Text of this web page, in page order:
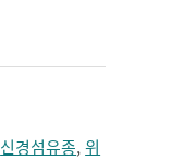
신경섬유종,위